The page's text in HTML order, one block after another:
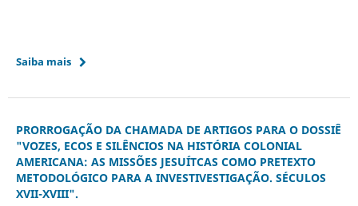
Saiba mais
PRORROGAÇÃO DA CHAMADA DE ARTIGOS PARA O DOSSIÊ
"VOZES, ECOS E SILÊNCIOS NA HISTÓRIA COLONIAL
AMERICANA: AS MISSÕES JESUÍTCAS COMO PRETEXTO
METODOLÓGICO PARA A INVESTIVESTIGAÇÃO. SÉCULOS
XVII-XVIII".